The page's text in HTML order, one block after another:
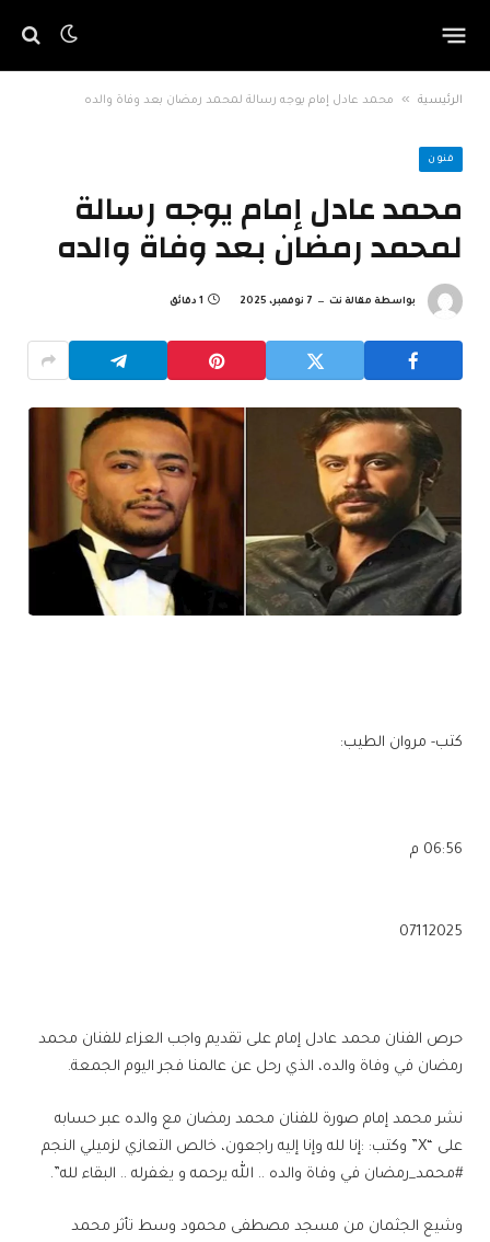
الرئيسية » محمد عادل إمام يوجه رسالة لمحمد رمضان بعد وفاة والده
فنون
محمد عادل إمام يوجه رسالة
لمحمد رمضان بعد وفاة والده
بواسطة مقالة نت 7 نوفمبر، 2025 1 دقائق
كتب- مروان الطيب:
06:56 م
07112025
حرص الفنان محمد عادل إمام على تقديم واجب العزاء للفنان محمد
رمضان في وفاة والده، الذي رحل عن عالمنا فجر اليوم الجمعة.
نشر محمد إمام صورة للفنان محمد رمضان مع والده عبر حسابه
على “X” وكتب: :إنا لله وإنا إليه راجعون، خالص التعازي لزميلي النجم
#محمد_رمضان في وفاة والده .. الله يرحمه و يغفرله .. البقاء لله”.
وشيع الجثمان من مسجد مصطفى محمود وسط تأثر محمد